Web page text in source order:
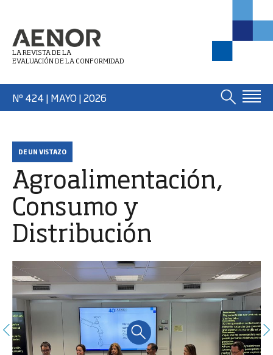
LA REVISTA DE LA
EVALUACIÓN DE LA CONFORMIDAD
Nº 424 | MAYO| 2026
DE UN VISTAZO
Agroalimentación,
Consumo y
Distribución